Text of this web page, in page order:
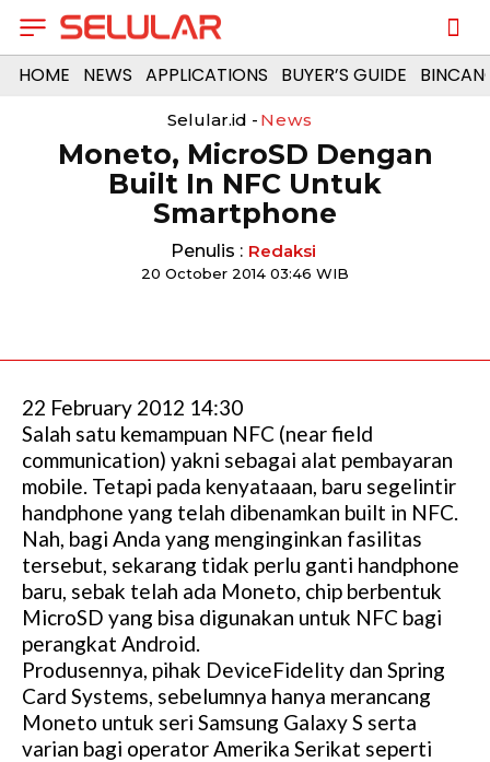
HOME NEWS APPLICATIONS BUYER’S GUIDE
Selular.id - News
Moneto, MicroSD Dengan
Built In NFC Untuk
Smartphone
Penulis : Redaksi
20 October 2014 03:46 WIB
22 February 2012 14:30
Salah satu kemampuan NFC (near field
communication) yakni sebagai alat pembayaran
mobile. Tetapi pada kenyataaan, baru segelintir
handphone yang telah dibenamkan built in NFC.
Nah, bagi Anda yang menginginkan fasilitas
tersebut, sekarang tidak perlu ganti handphone
baru, sebak telah ada Moneto, chip berbentuk
MicroSD yang bisa digunakan untuk NFC bagi
perangkat Android.
Produsennya, pihak DeviceFidelity dan Spring
Card Systems, sebelumnya hanya merancang
Moneto untuk seri Samsung Galaxy S serta
varian bagi operator Amerika Serikat seperti